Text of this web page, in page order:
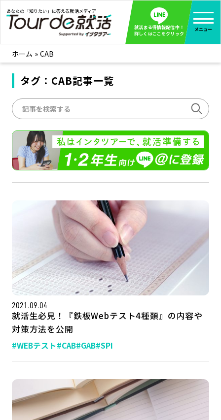
あなたの「知りたい」に答える就活メディア
就活まる得情報配信中！
詳しくはここをクリック
メニュー
就活ノウハウ 全て見る
企業まる見え！特捜部
みんなが知らない企業の裏側を徹底調査！
インタツアー活動レポ 全て見る
インタツアーを使ってどうだった？OBOG成功談
社会人インタビュー 全て見る
社会人になった今、就活を振り返ってみた
学生就活ブログ 全て見る
企業・業界研究はインタツアー
LINE登録
サイトマップ
プライバシーポリシー
ホーム » CAB
タグ：CAB記事一覧
2021.09.04
就活生必見！『鉄板Webテスト4種類』の内容や
対策方法を公開
#WEBテスト#CAB#GAB#SPI